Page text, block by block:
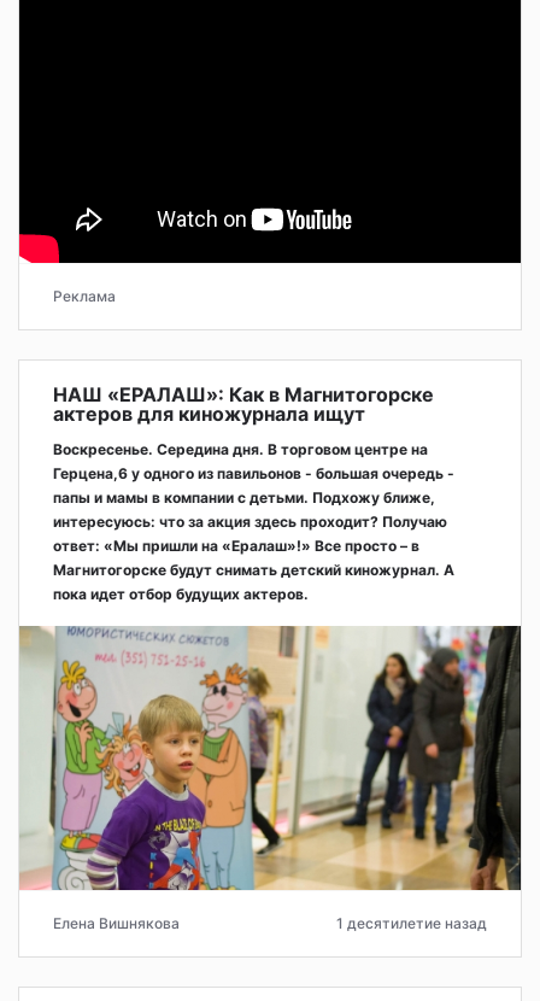
Реклама
НАШ «ЕРАЛАШ»: Как в Магнитогорске
актеров для киножурнала ищут
Воскресенье. Середина дня. В торговом центре на
Герцена,6 у одного из павильонов - большая очередь -
папы и мамы в компании с детьми. Подхожу ближе,
интересуюсь: что за акция здесь проходит? Получаю
ответ: «Мы пришли на «Ералаш»!» Все просто – в
Магнитогорске будут снимать детский киножурнал. А
пока идет отбор будущих актеров.
Елена Вишнякова 1 десятилетие назад